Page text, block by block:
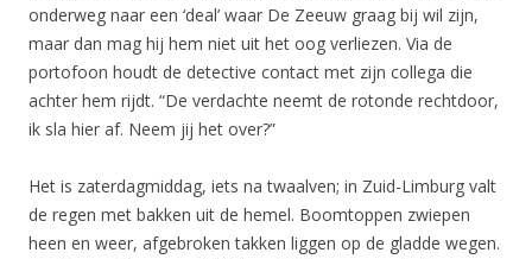
onderweg naar een ‘deal’ waar De Zeeuw graag bij wil zijn,
maar dan mag hij hem niet uit het oog verliezen. Via de
portofoon houdt de detective contact met zijn collega die
achter hem rijdt. “De verdachte neemt de rotonde rechtdoor,
ik sla hier af. Neem jij het over?”
Het is zaterdagmiddag, iets na twaalven; in Zuid-Limburg valt
de regen met bakken uit de hemel. Boomtoppen zwiepen
heen en weer, afgebroken takken liggen op de gladde wegen.